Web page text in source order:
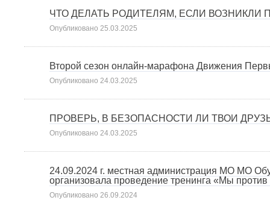
ЧТО ДЕЛАТЬ РОДИТЕЛЯМ, ЕСЛИ ВОЗНИКЛИ
Опубликовано 25.03.2025
Второй сезон онлайн-марафона Движения
Опубликовано 24.03.2025
ПРОВЕРЬ, В БЕЗОПАСНОСТИ ЛИ ТВОИ
Опубликовано 24.03.2025
24.09.2024 г. местная администрация МО МО
организовала проведение тренинга «Мы против
Опубликовано 26.09.2024